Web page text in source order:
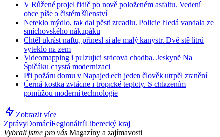
V Růžené projel řidič po nově položeném asfaltu. Vedení
obce píše o čistém šílenství
Neteklo mýdlo, tak dal pěstí zrcadlu. Policie hledá vandala ze
smíchovského nákupáku
Chtěl ukrást naftu, přinesl si ale malý kanystr. Dvě stě litrů
vyteklo na zem
Videomapping i pulzující srdcová chodba. Jeskyně Na
Špičáku chystá modernizaci
Při požáru domu v Napajedlech jeden člověk utrpěl zranění
Černá kostka zvládne i tropické teploty. S chlazením
pomůžou moderní technologie
Zobrazit více
ZprávyDomácíRegionálníLiberecký kraj
Vybrali jsme pro vás Magazíny a zajímavosti